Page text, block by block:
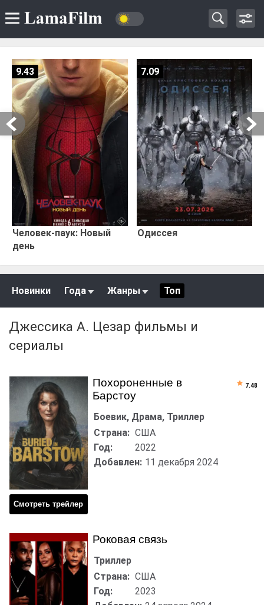
Человек-паук: Новый
день
9.43
Одиссея
7.09
Новинки Года Жанры Топ
Джессика А. Цезар фильмы и
сериалы
Похороненные в
Барстоу
Смотреть трейлер
Боевик, Драма, Триллер
Страна: США
Год:
2022
Добавлен: 11 декабря 2024
7.48
Роковая связь
Триллер
Страна: США
Год:
2023